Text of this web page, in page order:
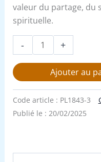
valeur du partage, du
spirituelle.
- +
Ajouter au
Code article : PL1843-3
Publié le : 20/02/2025